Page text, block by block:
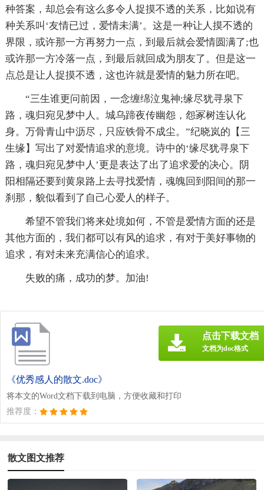
种答案，却总会有这么多令人捉摸不透的关系，比如说有
种关系叫‘友情已过，爱情未满’。这是一种让人摸不透的
界限，或许那一方再努力一点，到最后就会爱情圆满了;也
或许那一方冷落一点，到最后就回成为朋友了。但是这一
点总是让人捉摸不透，这也许就是爱情的魅力所在吧。
“三生谁更问前因，一念缠绵泣鬼神;缘尽犹寻泉下
路，魂归宛见梦中人。城乌蹄夜传幽怨，怨冢树连认化
身。万骨青山中沥尽，只应铁骨不成尘。”纪晓岚的【三
生缘】写出了对爱情追求的意境。诗中的‘缘尽犹寻泉下
路，魂归宛见梦中人’更是表达了出了追求爱的决心。阴
阳相隔还要到黄泉路上去寻找爱情，魂魄回到阳间的那一
刹那，貌似看到了自己心爱人的样子。
希望不管我们将来处境如何，不管是爱情方面的还是
其他方面的，我们都可以有风的追求，有对于美好事物的
追求，有对未来充满信心的追求。
失败的痛，成功的梦。加油!
《优秀感人的散文.doc》
将本文的Word文档下载到电脑，方便收藏和打印
推荐度：
点击下载文档
文档为doc格式
散文图文推荐